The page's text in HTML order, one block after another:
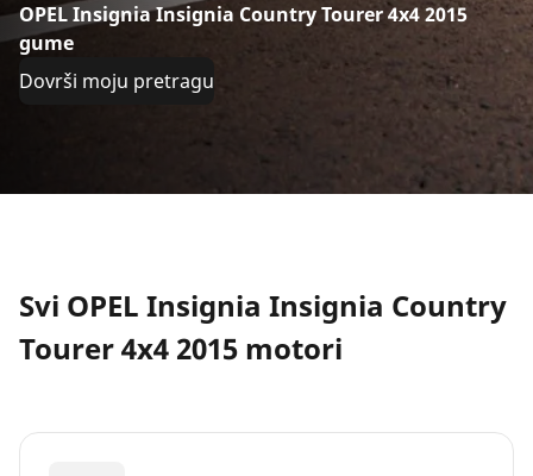
OPEL Insignia Insignia Country Tourer 4x4 2015
gume
Dovrši moju pretragu
Svi OPEL Insignia Insignia Country
Tourer 4x4 2015 motori